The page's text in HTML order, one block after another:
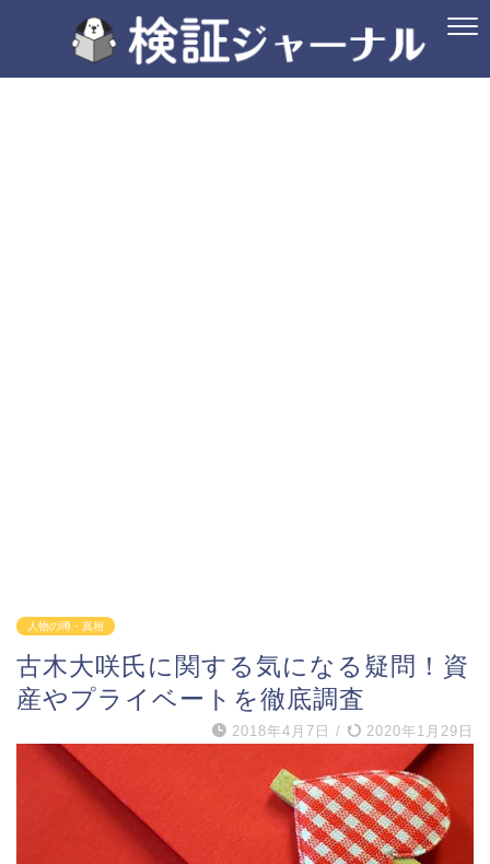
人物の噂・真相
古木大咲氏に関する気になる疑問！資
産やプライベートを徹底調査
2018年4月7日 / 2020年1月29日